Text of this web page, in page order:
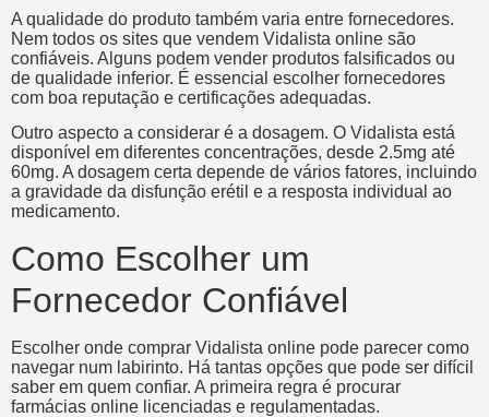
A qualidade do produto também varia entre fornecedores.
Nem todos os sites que vendem Vidalista online são
confiáveis. Alguns podem vender produtos falsificados ou
de qualidade inferior. É essencial escolher fornecedores
com boa reputação e certificações adequadas.
Outro aspecto a considerar é a dosagem. O Vidalista está
disponível em diferentes concentrações, desde 2.5mg até
60mg. A dosagem certa depende de vários fatores, incluindo
a gravidade da disfunção erétil e a resposta individual ao
medicamento.
Como Escolher um
Fornecedor Confiável
Escolher onde comprar Vidalista online pode parecer como
navegar num labirinto. Há tantas opções que pode ser difícil
saber em quem confiar. A primeira regra é procurar
farmácias online licenciadas e regulamentadas.